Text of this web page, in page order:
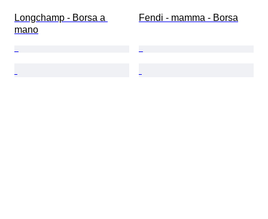
Longchamp - Borsa a
mano
Fendi - mamma - Borsa